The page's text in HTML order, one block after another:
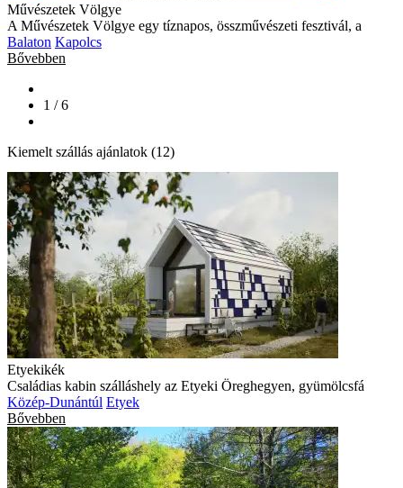
Művészetek Völgye
A Művészetek Völgye egy tíznapos, összművészeti fesztivál, a
Balaton Kapolcs
Bővebben
1 / 6
Kiemelt szállás ajánlatok (12)
Etyekikék
Családias kabin szálláshely az Etyeki Öreghegyen, gyümölcsfá
Közép-Dunántúl Etyek
Bővebben